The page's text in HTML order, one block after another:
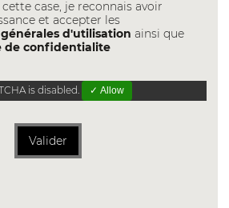
case, je reconnais avoir
et accepter les
d'utilisation ainsi que
de confidentialite
is disabled. ✓ Allow
Valider